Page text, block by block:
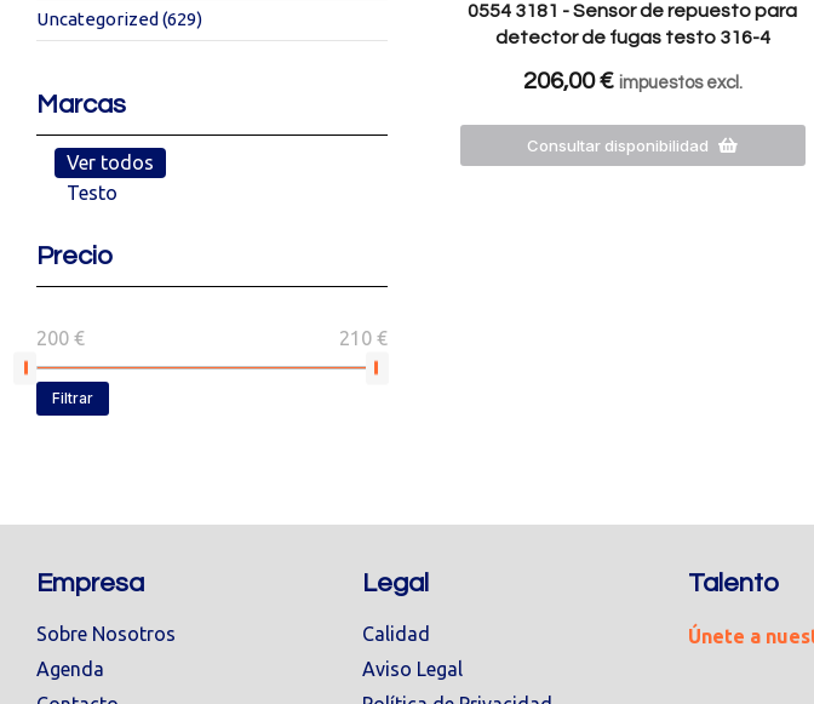
Uncategorized (629)
Marcas
Ver todos
Testo
Precio
200 € 210 €
Filtrar
0554 3181 - Sensor de repuesto para
detector de fugas testo 316-4
206,00€ impuestos excl.
Consultar disponibilidad
Empresa
Sobre Nosotros
Agenda
Legal
Calidad
Aviso Legal
Talento
Únete a